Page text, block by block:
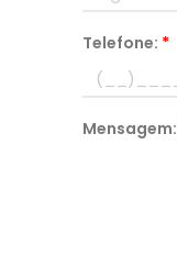
Telefone: *
Mensagem: